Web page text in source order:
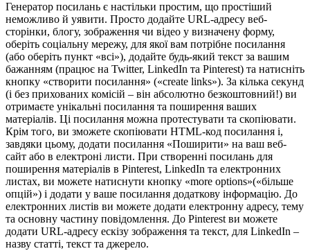
Генератор посилань є настільки простим, що простіший
неможливо й уявити. Просто додайте URL-адресу веб-
сторінки, блогу, зображення чи відео у визначену форму,
оберіть соціальну мережу, для якої вам потрібне посилання
(або оберіть пункт «всі»), додайте будь-який текст за вашим
бажанням (працює на Twitter, LinkedIn та Pinterest) та натисніть
кнопку «створити посилання» («create links»). За кілька секунд
(і без прихованих комісій – він абсолютно безкоштовний!) ви
отримаєте унікальні посилання та поширення ваших
матеріалів. Ці посилання можна протестувати та скопіювати.
Крім того, ви зможете скопіювати HTML-код посилання і,
завдяки цьому, додати посилання «Поширити» на ваш веб-
сайт або в електроні листи. При створенні посилань для
поширення матеріалів в Pinterest, LinkedIn та електронних
листах, ви можете натиснути кнопку «more options»(«більше
опцій») і додати у ваше посилання додаткову інформацію. До
електронних листів ви можете додати електронну адресу, тему
та основну частину повідомлення. До Pinterest ви можете
додати URL-адресу ескізу зображення та текст, для LinkedIn –
назву статті, текст та джерело.